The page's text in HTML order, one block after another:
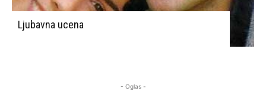
Ljubavna ucena
- Oglas -